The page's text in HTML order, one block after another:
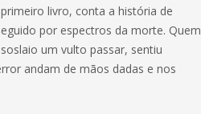
livro, conta a história de
por espectros da morte. Quem
um vulto passar, sentiu
andam de mãos dadas e nos